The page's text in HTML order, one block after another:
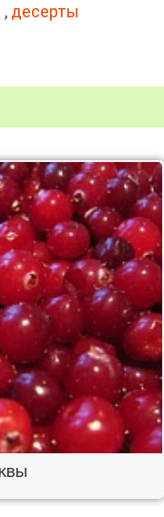
, десерты